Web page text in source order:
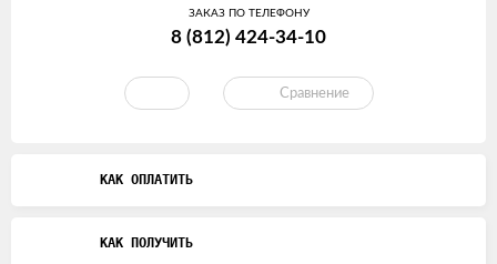
ЗАКАЗ ПО ТЕЛЕФОНУ
8 (812) 424-34-10
Сравнение
КАК ОПЛАТИТЬ
КАК ПОЛУЧИТЬ